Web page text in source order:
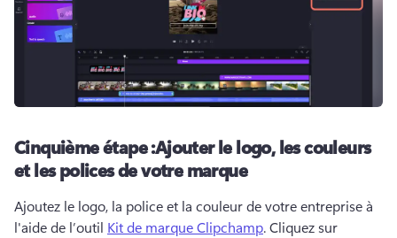
Cinquième étape :Ajouter le logo, les couleurs
et les polices de votre marque
Ajoutez le logo, la police et la couleur de votre entreprise à
l'aide de l’outil Kit de marque Clipchamp. Cliquez sur